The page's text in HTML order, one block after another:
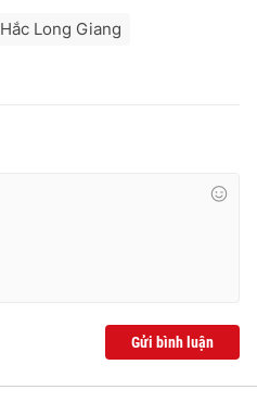
Hắc Long Giang
Gửi bình luận